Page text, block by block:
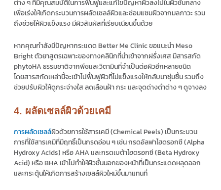
ต่าง ๆ ที่มีคุณสมบัติในการฟื้นฟูและแก้ไขปัญหาผิวลงไปในผิวชั้นกลาง
เพื่อเร่งให้เกิดกระบวนการผลัดเซลล์ผิวและซ่อมแซมผิวจากมลภาวะ รวม
ถึงช่วยให้ผิวแข็งแรง มีผิวสัมผัสที่เรียบเนียนขึ้นด้วย
หากคุณกำลังมีปัญหากระแดด Better Me Clinic ขอแนะนำ Meso
Bright ตัวยาสูตรเฉพาะของทางคลินิกที่นำเข้าจากฝรั่งเศส มีสารสกัด
phytoHA ธรรมชาติจากพืชและวิตามินที่จำเป็นต่อผิวอีกหลายชนิด
โดยสารสกัดเหล่านี้จะเข้าไปฟื้นฟูผิวที่ไม่แข็งแรงให้กลับมาชุ่มชื้น รวมถึง
ช่วยปรับผิวให้ดูกระจ่างใส ลดเลือนฝ้า กระ และจุดด่างดำต่าง ๆ ดูจางลง
4. ผลัดเซลล์ผิวด้วยเคมี
การผลัดเซลล์ผิวด้วยการใช้สารเคมี (Chemical Peels) เป็นกระบวน
การที่ใช้สารเคมีที่มีฤทธิ์เป็นกรดอ่อน ๆ เช่น กรดอัลฟาไฮดรอกซี (Alpha
Hydroxy Acids) หรือ AHA และกรดเบต้าไฮดรอกซี (Beta Hydroxy
Acid) หรือ BHA เข้าไปทำให้ผิวชั้นนอกของหน้าที่เป็นกระแดดหลุดออก
และกระตุ้นให้เกิดการสร้างเซลล์ผิวใหม่ขึ้นมาแทนที่